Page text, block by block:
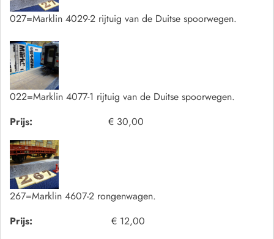
027=Marklin 4029-2 rijtuig van de Duitse spoorwegen.
022=Marklin 4077-1 rijtuig van de Duitse spoorwegen.
Prijs:
€ 30,00
267=Marklin 4607-2 rongenwagen.
Prijs:
€ 12,00